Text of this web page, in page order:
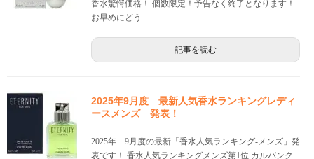
香水驚愕価格！ 個数限定！予告なく終了となります！
お早めにどう...
記事を読む
2025年9月度 最新人気香水ランキングレディ
ースメンズ 発表！
2025年 9月度の最新「香水人気ランキング-メンズ」発
表です！ 香水人気ランキングメンズ第1位 カルバンク